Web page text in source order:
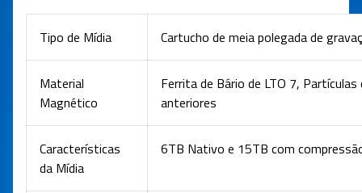
Tipo de Mídia Cartucho de meia polegada de
Material
Magnético
Ferrita de Bário de LTO 7,
anteriores
Características
da Mídia
6TB Nativo e 15TB com